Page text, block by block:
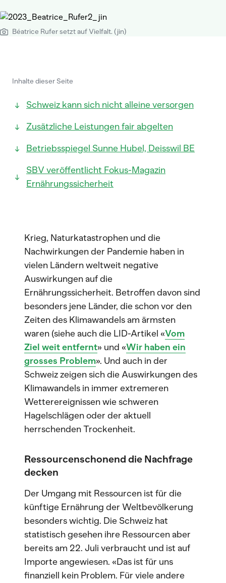
Béatrice Rufer setzt auf Vielfalt. (jin)
Inhalte dieser Seite
Schweiz kann sich nicht alleine versorgen
Zusätzliche Leistungen fair abgelten
Betriebsspiegel Sunne Hubel, Deisswil BE
SBV veröffentlicht Fokus-Magazin
Ernährungssicherheit
Krieg, Naturkatastrophen und die
Nachwirkungen der Pandemie haben in
vielen Ländern weltweit negative
Auswirkungen auf die
Ernährungssicherheit. Betroffen davon sind
besonders jene Länder, die schon vor den
Zeiten des Klimawandels am ärmsten
waren (siehe auch die LID-Artikel «Vom
Ziel weit entfernt» und «Wir haben ein
grosses Problem». Und auch in der
Schweiz zeigen sich die Auswirkungen des
Klimawandels in immer extremeren
Wetterereignissen wie schweren
Hagelschlägen oder der aktuell
herrschenden Trockenheit.
Ressourcenschonend die Nachfrage
decken
Der Umgang mit Ressourcen ist für die
künftige Ernährung der Weltbevölkerung
besonders wichtig. Die Schweiz hat
statistisch gesehen ihre Ressourcen aber
bereits am 22. Juli verbraucht und ist auf
Importe angewiesen. «Das ist für uns
finanziell kein Problem. Für viele andere